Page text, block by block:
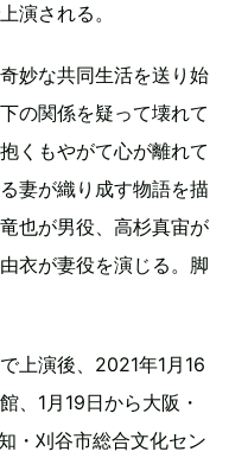
演される。
妙な共同生活を送り始
の関係を疑って壊れて
くもやがて心が離れて
妻が織り成す物語を描
也が男役、高杉真宙が
衣が妻役を演じる。脚
上演後、2021年1月16
、1月19日から大阪・
・刈谷市総合文化セン